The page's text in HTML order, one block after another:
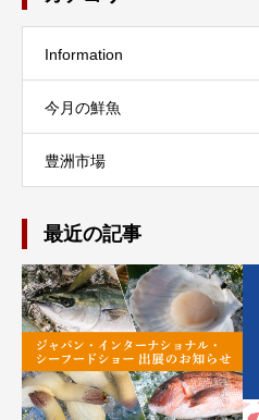
Information
今月の鮮魚
豊洲市場
最近の記事